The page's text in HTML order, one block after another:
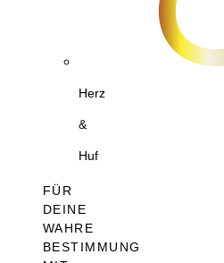
Herz
&
Huf
FÜR
DEINE
WAHRE
BESTIMMUNG